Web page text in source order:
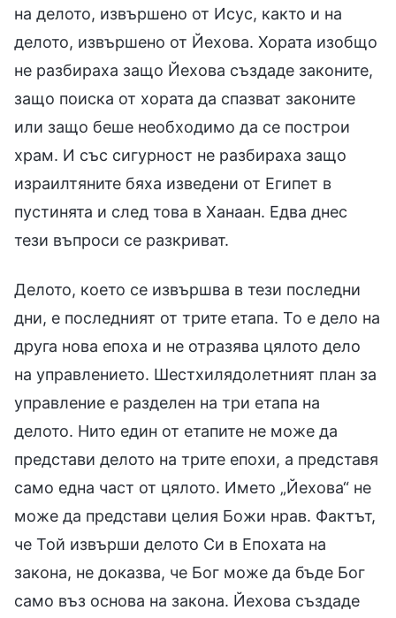
на делото, извършено от Исус, както и на
делото, извършено от Йехова. Хората изобщо
не разбираха защо Йехова създаде законите,
защо поиска от хората да спазват законите
или защо беше необходимо да се построи
храм. И със сигурност не разбираха защо
израилтяните бяха изведени от Египет в
пустинята и след това в Ханаан. Едва днес
тези въпроси се разкриват.
Делото, което се извършва в тези последни
дни, е последният от трите етапа. То е дело на
друга нова епоха и не отразява цялото дело
на управлението. Шестхилядолетният план за
управление е разделен на три етапа на
делото. Нито един от етапите не може да
представи делото на трите епохи, а представя
само една част от цялото. Името „Йехова“ не
може да представи целия Божи нрав. Фактът,
че Той извърши делото Си в Епохата на
закона, не доказва, че Бог може да бъде Бог
само въз основа на закона. Йехова създаде